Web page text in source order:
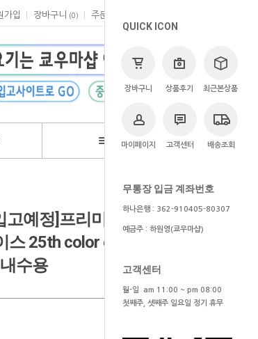
가입 장바구니 (0 ) 주문
브랜드
QUICK ICON
장바구니 상품후기 최근본상품
마이페이지 고객센터 배송조회
무통장 입금 계좌번호
하나은행 : 362-910405-80307
예금주 : 하원영(쿄우마샵)
고객센터
월-일 am 11:00 ~ pm 08:00
첫째주, 셋째주 일요일 정기 휴무
> 쿄우마 > 예약상품
예정]프리미엄 반다이
25th color evolution dx
수용